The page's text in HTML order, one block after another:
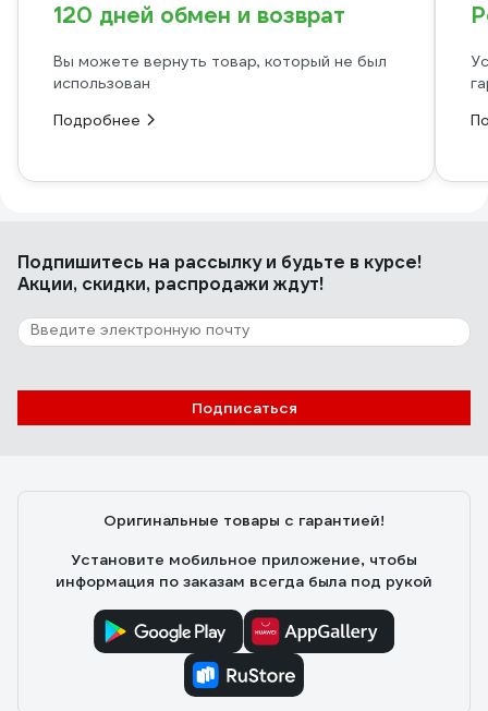
120 дней обмен и возврат
Вы можете вернуть товар, который не был
использован
Подробнее
Подпишитесь на рассылкуи будьте в курсе!
Акции, скидки, распродажи ждут!
Подписаться
Оригинальные товары с гарантией!
Установите мобильное приложение, чтобы
информация по заказам всегда была под рукой